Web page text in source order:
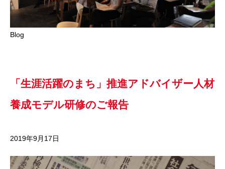
Blog
「生涯活躍のまち」推進アドバイザー人材
養成モデル研修のご報告
2019年9月17日